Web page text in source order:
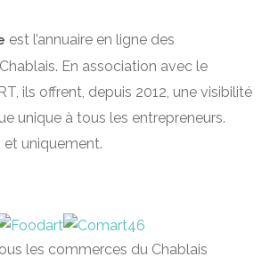
est l’annuaire en ligne des
En association avec le
ils offrent, depuis 2012, une visibilité
unique à tous les entrepreneurs.
et uniquement.
les commerces du Chablais